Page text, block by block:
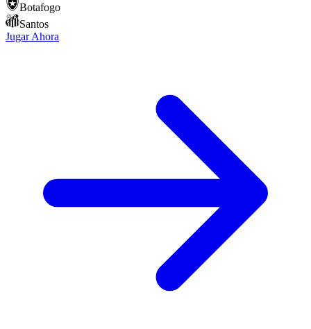
Botafogo
Santos
Jugar Ahora